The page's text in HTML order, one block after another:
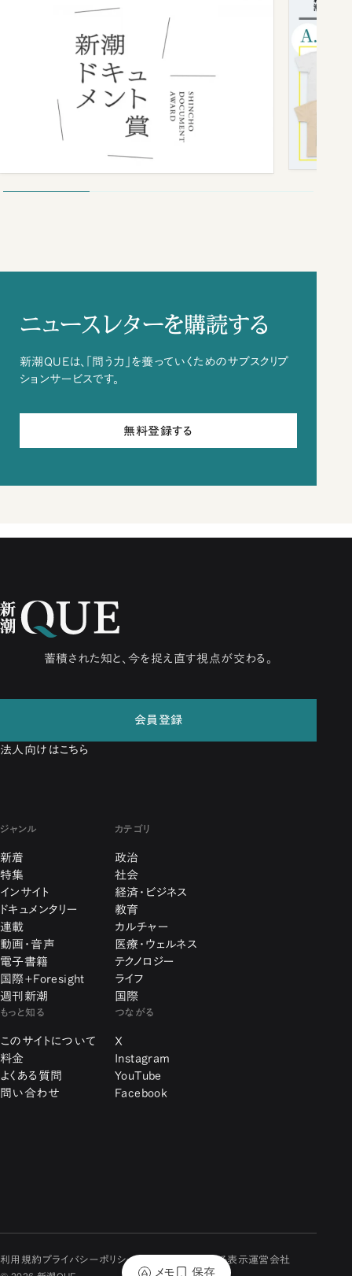
ニュースレターを購読する
新潮QUEは、「問う力」を養っていくためのサブスクリプ
ションサービスです。
無料登録する
蓄積された知と、今を捉え直す視点が交わる。
会員登録
法人向けはこちら
ジャンル
新着
特集
インサイト
ドキュメンタリー
連載
動画・音声
電子書籍
国際+Foresight
週刊新潮
カテゴリ
政治
社会
経済・ビジネス
教育
カルチャー
医療・ウェルネス
テクノロジー
ライフ
国際
もっと知る
このサイトについて
料金
よくある質問
問い合わせ
つながる
X
Instagram
YouTube
Facebook
利用規約 プライバシーポリシー 特定商取引に関する表示運営会社
メモ 保存